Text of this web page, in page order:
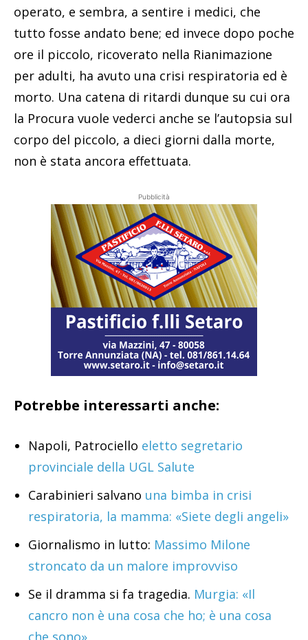
operato, e sembra, a sentire i medici, che
tutto fosse andato bene; ed invece dopo poche
ore il piccolo, ricoverato nella Rianimazione
per adulti, ha avuto una crisi respiratoria ed è
morto. Una catena di ritardi dunque su cui ora
la Procura vuole vederci anche se l’autopsia sul
corpo del piccolo, a dieci giorni dalla morte,
non è stata ancora effettuata.
Pubblicità
Potrebbe interessarti anche:
Napoli, Patrociello eletto segretario
provinciale della UGL Salute
Carabinieri salvano una bimba in crisi
respiratoria, la mamma: «Siete degli angeli»
Giornalismo in lutto: Massimo Milone
stroncato da un malore improvviso
Se il dramma si fa tragedia. Murgia: «Il
cancro non è una cosa che ho; è una cosa